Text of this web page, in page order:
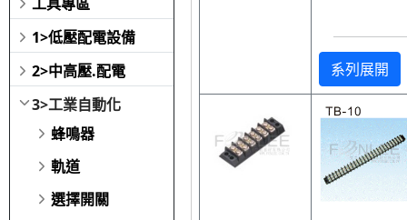
1>低壓配電設備
2>中高壓.配電
3>工業自動化
蜂鳴器
軌道
選擇開關
系列展開